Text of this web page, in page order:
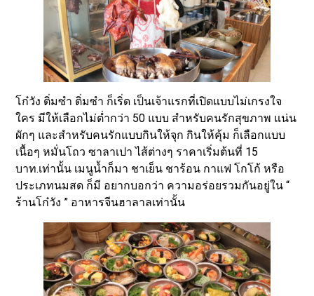
โก๋วัง ติ่มซำ ติ่มซำ ก็เริ่ด เป็นเจ้าแรกที่เปิดแบบไม่เกรงใจ
ใคร มีให้เลือกไม่ต่ำกว่า 50 แบบ สำหรับคนรักสุขภาพ แน่น
ผักๆ และสำหรับคนรักแบบกินให้จุก กินให้คุ้ม ก็เลือกแบบ
เนื้อๆ หมั่นโถว ซาลาเปา ไส้ต่างๆ ราคาเริ่มต้นที่ 15
บาท.เท่านั้น เมนูน้ำก็มา ชาเย็น ชาร้อน กาแฟ โกโก้ หรือ
ประเภทนมสด ก็มี อยากบอกว่า ความอร่อยรวมกันอยู่ใน “
ร้านโก๋วัง ” อาหารจีนฮาลาลเท่านั้น